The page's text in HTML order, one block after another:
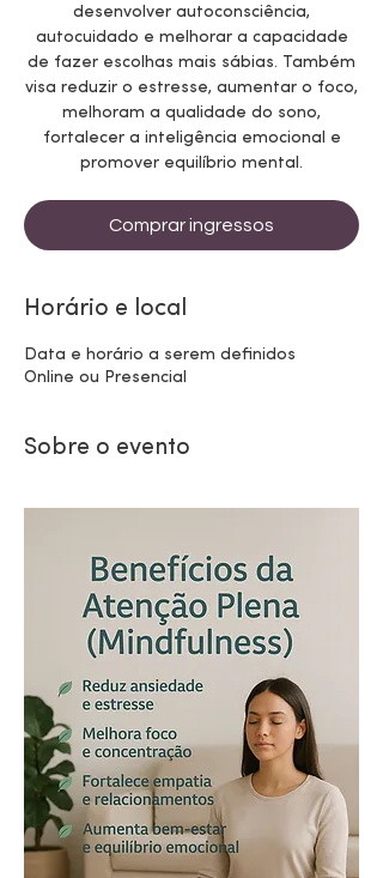
desenvolver autoconsciência,
autocuidado e melhorar a capacidade
de fazer escolhas mais sábias. Também
visa reduzir o estresse, aumentar o foco,
melhoram a qualidade do sono,
fortalecer a inteligência emocional e
promover equilíbrio mental.
Comprar ingressos
Horário e local
Data e horário a serem definidos
Online ou Presencial
Sobre o evento